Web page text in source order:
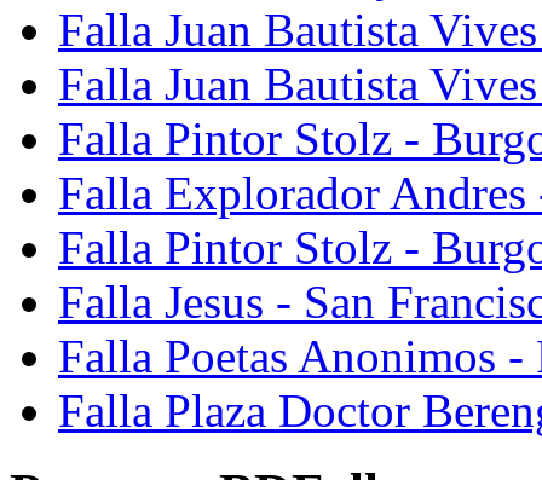
Falla Juan Bautista
Falla Juan Bautista
Falla Pintor Stolz -
Falla Explorador Andres
Falla Pintor Stolz -
Falla Jesus - San
Falla Poetas Anonimos
Falla Plaza Doctor